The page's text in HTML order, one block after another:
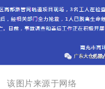
该图片来源于网络